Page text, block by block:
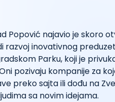
Popović najavio je skoro
razvoj inovativnog
Parku, koji je
pozivaju kompanije za
preko sajta ili dođu na
sa novim idejama.